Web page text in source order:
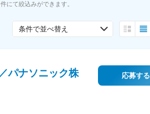
にて絞込みができます。
条件で並べ替え
パナソニック株 応募する